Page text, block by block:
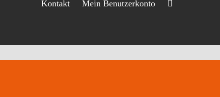
Kontakt Mein Benutzerkonto